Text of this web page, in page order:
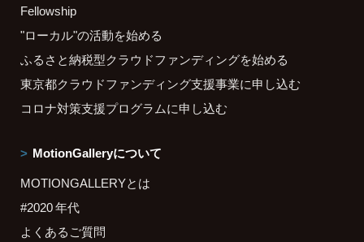
Fellowship
"ローカル"の活動を始める
ふるさと納税型クラウドファンディングを始める
東京都クラウドファンディング支援事業に申し込む
コロナ対策支援プログラムに申し込む
MotionGalleryについて
MOTIONGALLERYとは
#2020 年代
よくあるご質問